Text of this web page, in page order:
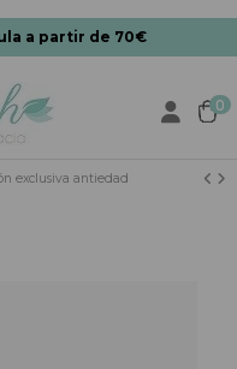
a partir de 70€
0
exclusiva antiedad